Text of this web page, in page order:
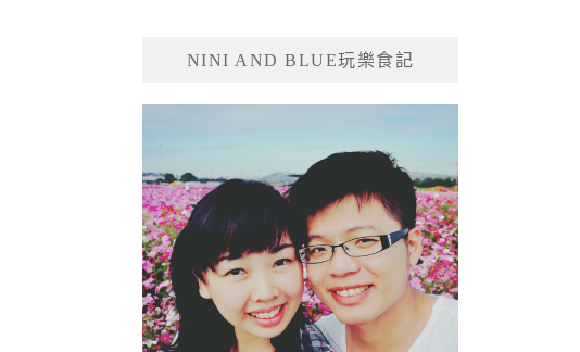
NINI AND BLUE玩樂食記